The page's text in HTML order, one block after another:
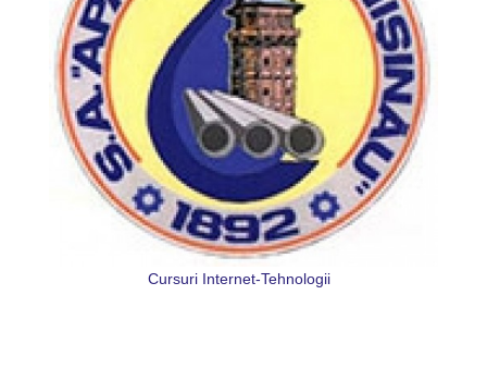
Cursuri Internet-Tehnologii